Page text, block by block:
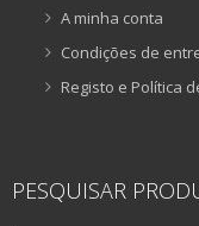
A minha conta
Condições de
Registo e Política
PESQUISAR